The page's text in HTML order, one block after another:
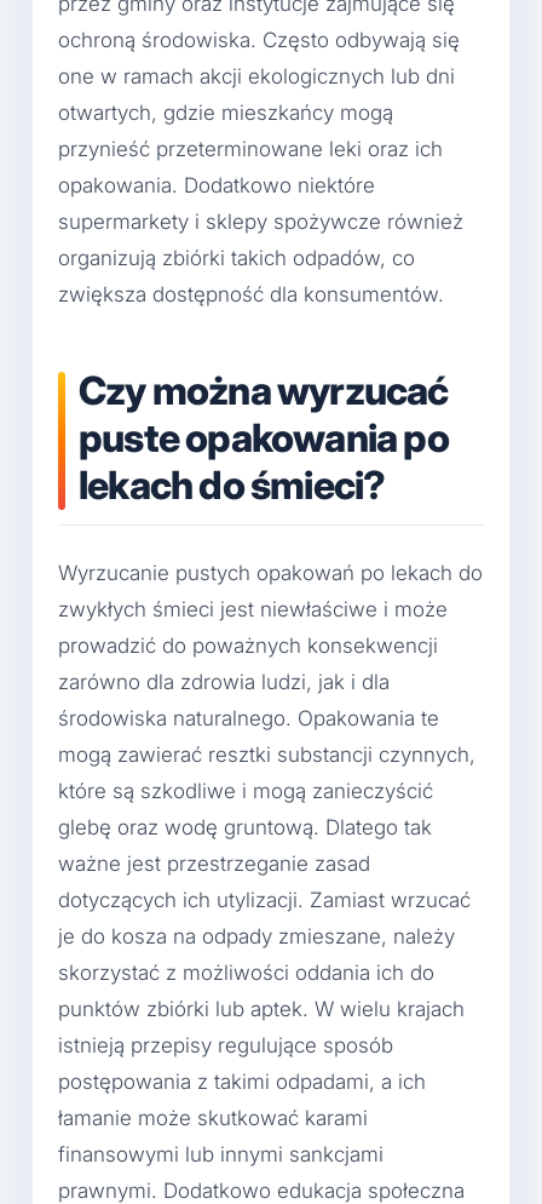
ochroną środowiska. Często odbywają się
one w ramach akcji ekologicznych lub dni
otwartych, gdzie mieszkańcy mogą
przynieść przeterminowane leki oraz ich
opakowania. Dodatkowo niektóre
supermarkety i sklepy spożywcze również
organizują zbiórki takich odpadów, co
zwiększa dostępność dla konsumentów.
Czy można wyrzucać
puste opakowania po
lekach do śmieci?
Wyrzucanie pustych opakowań po lekach do
zwykłych śmieci jest niewłaściwe i może
prowadzić do poważnych konsekwencji
zarówno dla zdrowia ludzi, jak i dla
środowiska naturalnego. Opakowania te
mogą zawierać resztki substancji czynnych,
które są szkodliwe i mogą zanieczyścić
glebę oraz wodę gruntową. Dlatego tak
ważne jest przestrzeganie zasad
dotyczących ich utylizacji. Zamiast wrzucać
je do kosza na odpady zmieszane, należy
skorzystać z możliwości oddania ich do
punktów zbiórki lub aptek. W wielu krajach
istnieją przepisy regulujące sposób
postępowania z takimi odpadami, a ich
łamanie może skutkować karami
finansowymi lub innymi sankcjami
prawnymi. Dodatkowo edukacja społeczna